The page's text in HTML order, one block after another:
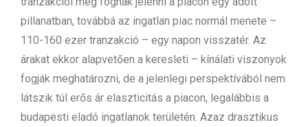
pillanatban, továbbá az ingatlan piac normál menete –
110-160 ezer tranzakció – egy napon visszatér. Az
árakat ekkor alapvetően a keresleti – kínálati viszonyok
fogják meghatározni, de a jelenlegi perspektívából nem
látszik túl erős ár elaszticitás a piacon, legalábbis a
budapesti eladó ingatlanok területén. Azaz drasztikus